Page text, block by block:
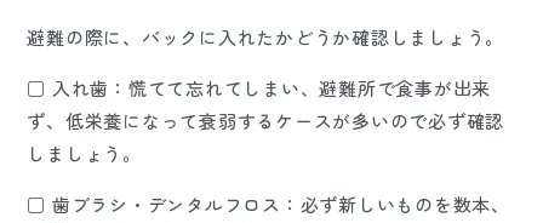
避難の際に、バックに入れたかどうか確認しましょう。
□ 入れ歯：慌てて忘れてしまい、避難所で食事が出来
ず、低栄養になって衰弱するケースが多いので必ず確認
しましょう。
□ 歯ブラシ・デンタルフロス：必ず新しいものを数本、